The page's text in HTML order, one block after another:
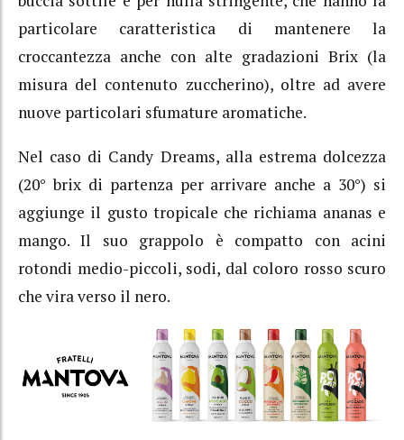
particolare caratteristica di mantenere la
croccantezza anche con alte gradazioni Brix (la
misura del contenuto zuccherino), oltre ad avere
nuove particolari sfumature aromatiche.
Nel caso di Candy Dreams, alla estrema dolcezza
(20° brix di partenza per arrivare anche a 30°) si
aggiunge il gusto tropicale che richiama ananas e
mango. Il suo grappolo è compatto con acini
rotondi medio-piccoli, sodi, dal coloro rosso scuro
che vira verso il nero.